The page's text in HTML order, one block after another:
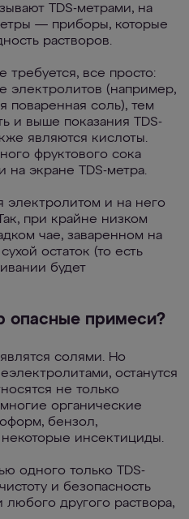
TDS-метрами, на
— приборы, которые
растворов.
требуется, все просто:
электролитов (например,
поваренная соль), тем
и выше показания TDS-
являются кислоты.
фруктового сока
на экране TDS-метра.
электролитом и на него
при крайне низком
чае, заваренном на
остаток (то есть
будет
опасные примеси?
солями. Но
останутся
не только
органические
бензол,
инсектициды.
одного только TDS-
и безопасность
другого раствора,